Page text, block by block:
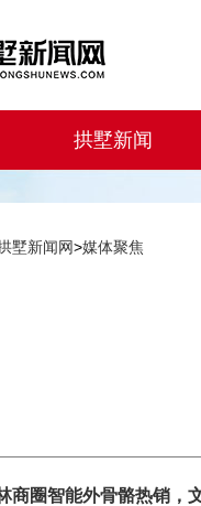
拱墅新闻
墅新闻网>媒体聚焦
商圈智能外骨骼热销，